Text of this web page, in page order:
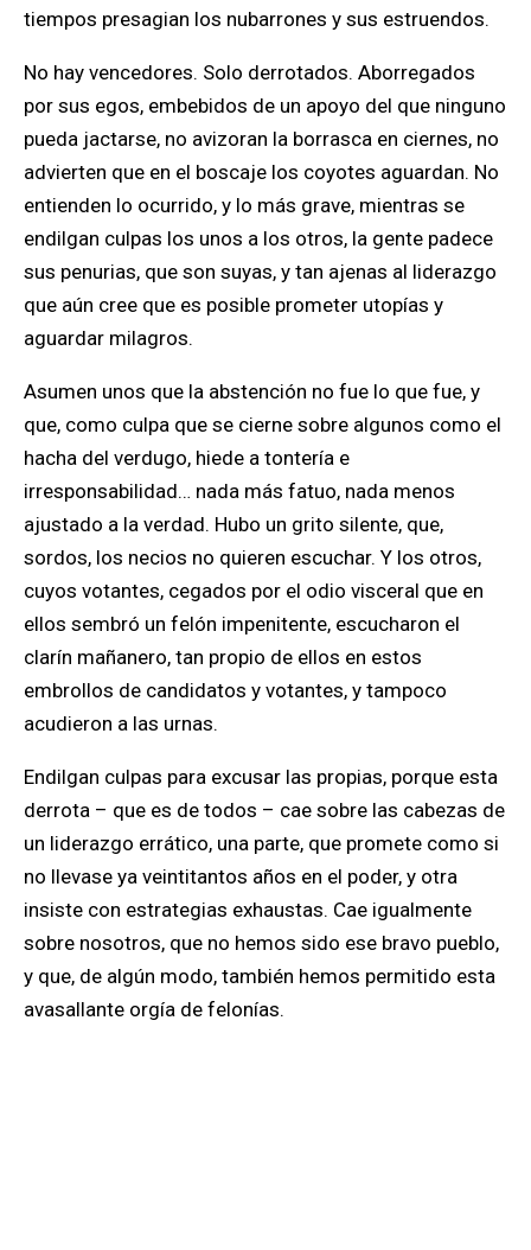
tiempos presagian los nubarrones y sus estruendos.
No hay vencedores. Solo derrotados. Aborregados
por sus egos, embebidos de un apoyo del que ninguno
pueda jactarse, no avizoran la borrasca en ciernes, no
advierten que en el boscaje los coyotes aguardan. No
entienden lo ocurrido, y lo más grave, mientras se
endilgan culpas los unos a los otros, la gente padece
sus penurias, que son suyas, y tan ajenas al liderazgo
que aún cree que es posible prometer utopías y
aguardar milagros.
Asumen unos que la abstención no fue lo que fue, y
que, como culpa que se cierne sobre algunos como el
hacha del verdugo, hiede a tontería e
irresponsabilidad… nada más fatuo, nada menos
ajustado a la verdad. Hubo un grito silente, que,
sordos, los necios no quieren escuchar. Y los otros,
cuyos votantes, cegados por el odio visceral que en
ellos sembró un felón impenitente, escucharon el
clarín mañanero, tan propio de ellos en estos
embrollos de candidatos y votantes, y tampoco
acudieron a las urnas.
Endilgan culpas para excusar las propias, porque esta
derrota – que es de todos – cae sobre las cabezas de
un liderazgo errático, una parte, que promete como si
no llevase ya veintitantos años en el poder, y otra
insiste con estrategias exhaustas. Cae igualmente
sobre nosotros, que no hemos sido ese bravo pueblo,
y que, de algún modo, también hemos permitido esta
avasallante orgía de felonías.